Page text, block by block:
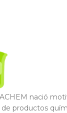
nació
de productos